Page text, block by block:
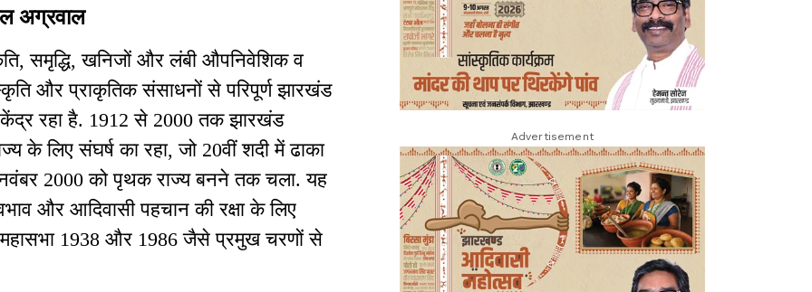
अग्रवाल
समृद्धि, खनिजों और लंबी औपनिवेशिक व
और प्राकृतिक संसाधनों से परिपूर्ण झारखंड
रहा है. 1912 से 2000 तक झारखंड
के लिए संघर्ष का रहा, जो 20वीं शदी में ढाका
2000 को पृथक राज्य बनने तक चला. यह
और आदिवासी पहचान की रक्षा के लिए
महासभा 1938 और 1986 जैसे प्रमुख चरणों से
Advertisement